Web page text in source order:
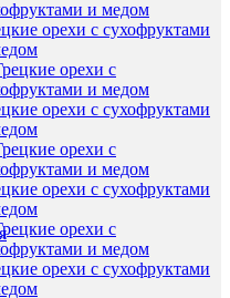
орехи с сухофруктами
орехи с сухофруктами
орехи с сухофруктами
орехи с сухофруктами